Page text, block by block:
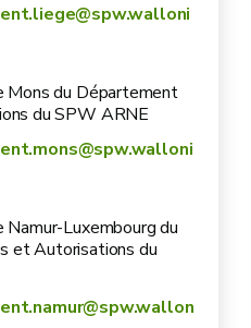
Mons du Département
du SPW ARNE
Luxembourg du
et Autorisations du